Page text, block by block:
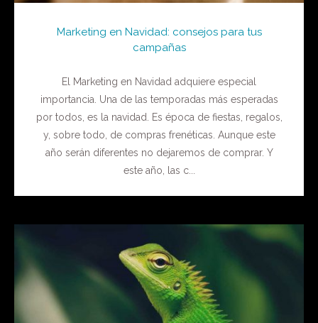
Marketing en Navidad: consejos para tus
campañas
El Marketing en Navidad adquiere especial
importancia. Una de las temporadas más esperadas
por todos, es la navidad. Es época de fiestas, regalos,
y, sobre todo, de compras frenéticas. Aunque este
año serán diferentes no dejaremos de comprar. Y
este año, las c...